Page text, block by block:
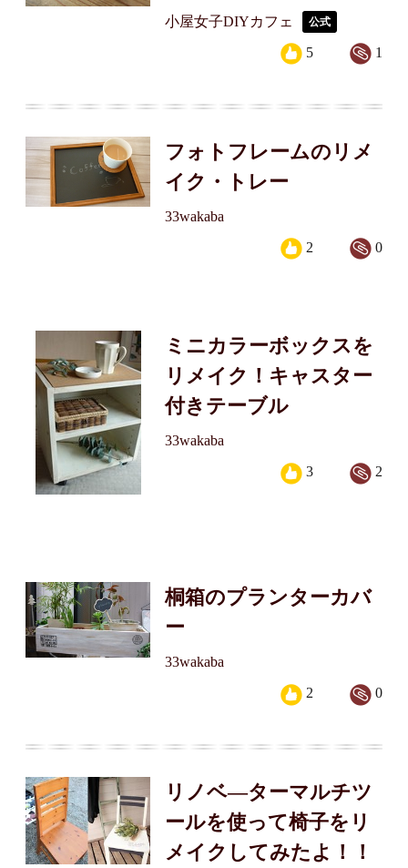
小屋女子DIYカフェ 公式
1
5
フォトフレームのリメ
イク・トレー
33wakaba
0
2
ミニカラーボックスを
リメイク！キャスター
付きテーブル
33wakaba
2
3
桐箱のプランターカバ
ー
33wakaba
0
2
リノベ―ターマルチツ
ールを使って椅子をリ
メイクしてみたよ！！